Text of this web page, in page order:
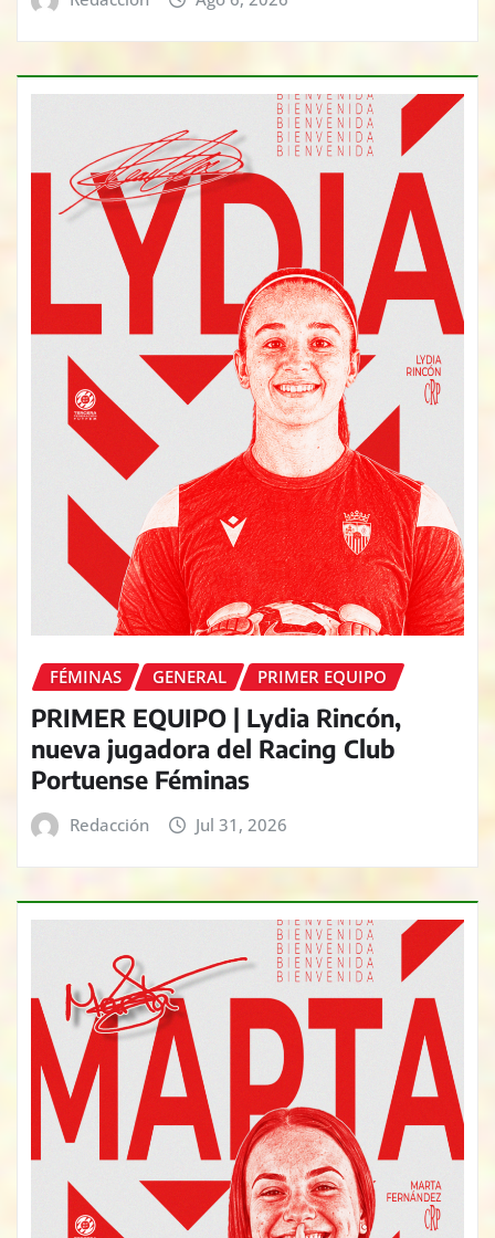
FÉMINAS GENERAL PRIMER EQUIPO
PRIMER EQUIPO | Lydia Rincón,
nueva jugadora del Racing Club
Portuense Féminas
Redacción Jul 31, 2026